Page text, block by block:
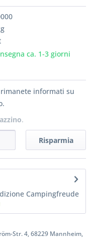
ca. 1-3 giorni
informati su
.
Risparmia
Campingfreude
Str. 4, 68229 Mannheim,